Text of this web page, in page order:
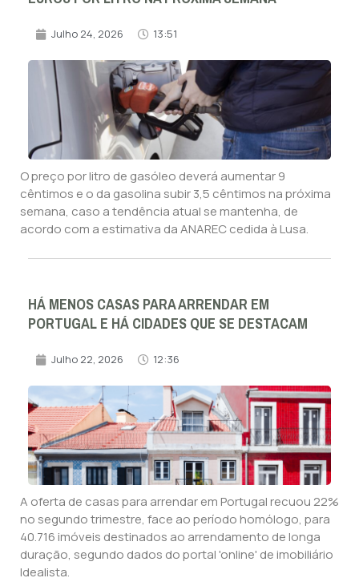
Julho 24, 2026 13:51
O preço por litro de gasóleo deverá aumentar 9
cêntimos e o da gasolina subir 3,5 cêntimos na próxima
semana, caso a tendência atual se mantenha, de
acordo com a estimativa da ANAREC cedida à Lusa.
HÁ MENOS CASAS PARA ARRENDAR EM
PORTUGAL E HÁ CIDADES QUE SE DESTACAM
Julho 22, 2026 12:36
A oferta de casas para arrendar em Portugal recuou 22%
no segundo trimestre, face ao período homólogo, para
40.716 imóveis destinados ao arrendamento de longa
duração, segundo dados do portal 'online' de imobiliário
Idealista.